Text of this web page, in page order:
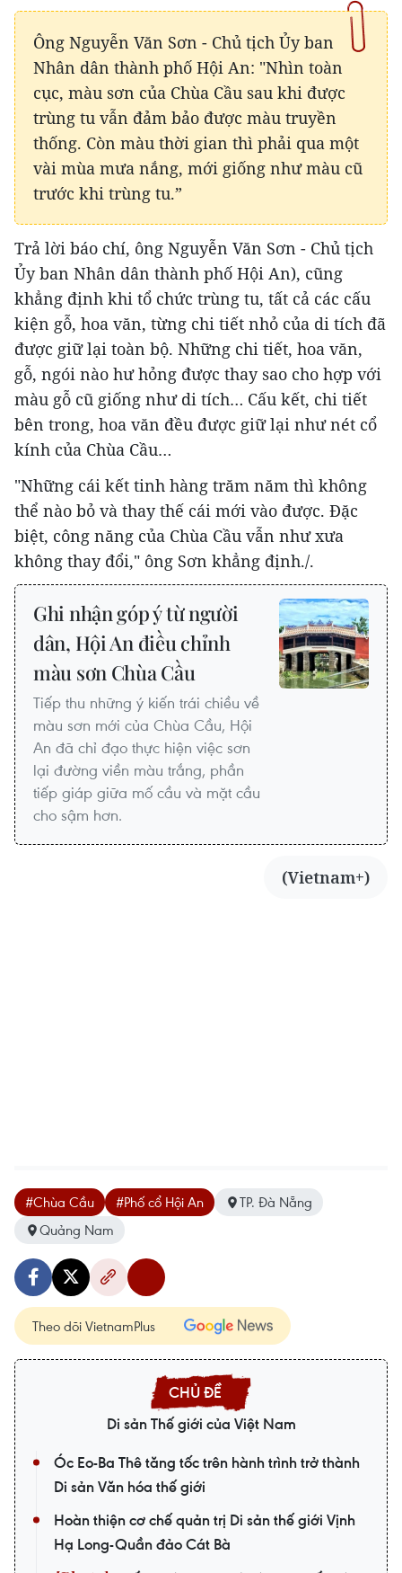
Ông Nguyễn Văn Sơn - Chủ tịch Ủy ban
Nhân dân thành phố Hội An: "Nhìn toàn
cục, màu sơn của Chùa Cầu sau khi được
trùng tu vẫn đảm bảo được màu truyền
thống. Còn màu thời gian thì phải qua một
vài mùa mưa nắng, mới giống như màu cũ
trước khi trùng tu.”
Trả lời báo chí, ông Nguyễn Văn Sơn - Chủ tịch
Ủy ban Nhân dân thành phố Hội An), cũng
khẳng định khi tổ chức trùng tu, tất cả các cấu
kiện gỗ, hoa văn, từng chi tiết nhỏ của di tích đã
được giữ lại toàn bộ. Những chi tiết, hoa văn,
gỗ, ngói nào hư hỏng được thay sao cho hợp với
màu gỗ cũ giống như di tích… Cấu kết, chi tiết
bên trong, hoa văn đều được giữ lại như nét cổ
kính của Chùa Cầu…
"Những cái kết tinh hàng trăm năm thì không
thể nào bỏ và thay thế cái mới vào được. Đặc
biệt, công năng của Chùa Cầu vẫn như xưa
không thay đổi," ông Sơn khẳng định./.
Ghi nhận góp ý từ người
dân, Hội An điều chỉnh
màu sơn Chùa Cầu
Tiếp thu những ý kiến trái chiều về
màu sơn mới của Chùa Cầu, Hội
An đã chỉ đạo thực hiện việc sơn
lại đường viền màu trắng, phần
tiếp giáp giữa mố cầu và mặt cầu
cho sậm hơn.
(Vietnam+)
#Chùa Cầu #Phố cổ Hội An
TP. Đà Nẵng
Quảng Nam
Theo dõi VietnamPlus
Di sản Thế giới của Việt Nam
Óc Eo-Ba Thê tăng tốc trên hành trình trở thành
Di sản Văn hóa thế giới
Hoàn thiện cơ chế quản trị Di sản thế giới Vịnh
Hạ Long-Quần đảo Cát Bà